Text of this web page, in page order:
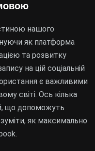
нашого
як платформа
та розвитку
на цій соціальній
є важливими
світі. Ось кілька
що допоможуть
як максимально